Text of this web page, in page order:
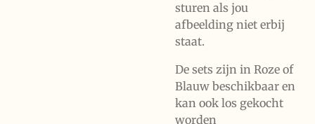
sturen als jou
afbeelding niet erbij
staat.
De sets zijn in Roze of
Blauw beschikbaar en
kan ook los gekocht
worden